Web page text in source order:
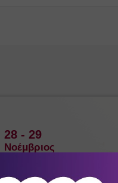
28 - 29
Νοέμβριος